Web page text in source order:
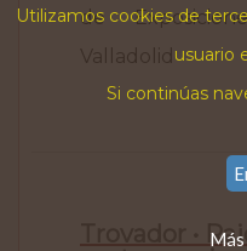
de
Valladolid
Trovador •
Utilizamos cookies de
usuario
Si continúas